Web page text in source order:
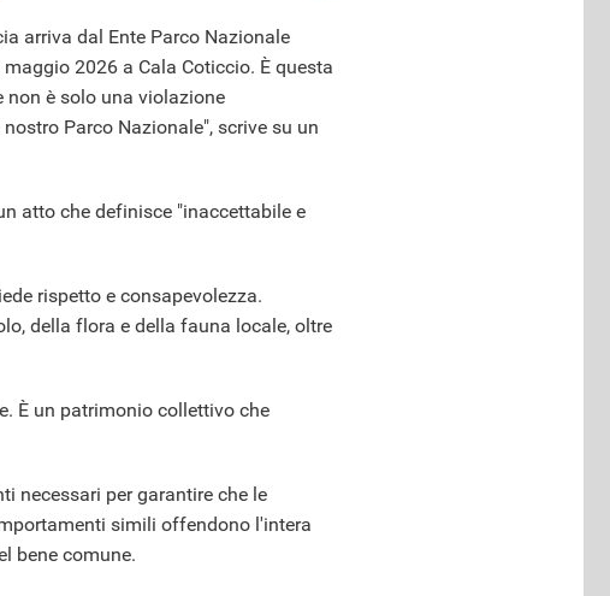
arriva dal Ente Parco Nazionale
2026 a Cala Coticcio. È questa
non è solo una violazione
Parco Nazionale", scrive su un
atto che definisce "inaccettabile e
rispetto e consapevolezza.
della flora e della fauna locale, oltre
È un patrimonio collettivo che
necessari per garantire che le
simili offendono l'intera
bene comune.